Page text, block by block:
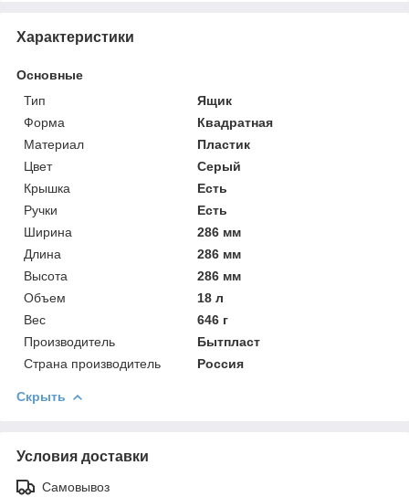
Характеристики
Основные
Тип
Ящик
Форма
Квадратная
Материал
Пластик
Цвет
Серый
Крышка
Есть
Ручки
Есть
Ширина
286 мм
Длина
286 мм
Высота
286 мм
Объем
18 л
Вес
646 г
Производитель
Бытпласт
Страна производитель
Россия
Скрыть
Условия доставки
Самовывоз